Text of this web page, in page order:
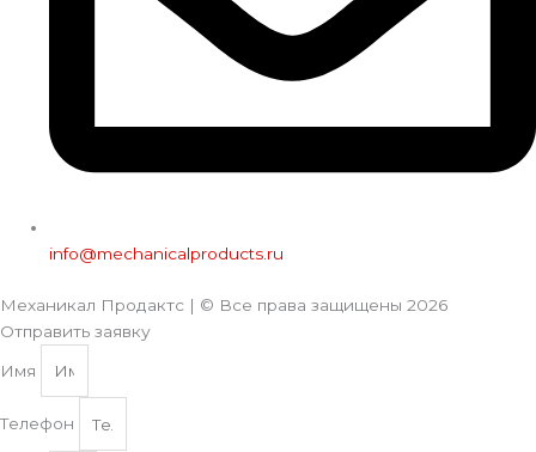
info@mechanicalproducts.ru
Механикал Продактс | © Все права защищены 2026
Отправить заявку
Имя
Телефон